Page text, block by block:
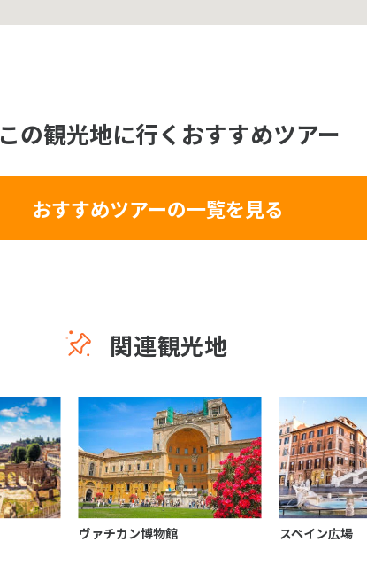
この観光地に行くおすすめツアー
おすすめツアーの一覧を見る
関連観光地
ヴァチカン博物館 スペイン広場